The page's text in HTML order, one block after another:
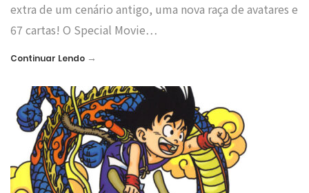
extra de um cenário antigo, uma nova raça de avatares e
67 cartas! O Special Movie…
Continuar Lendo →